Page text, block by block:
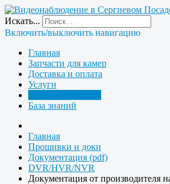
Искать...
Включить/выключить навигацию
Главная
Запчасти для камер
Доставка и оплата
Услуги
База знаний
Главная
Прошивки и доки
Документация (pdf)
DVR/HVR/NVR
Документация от производителя